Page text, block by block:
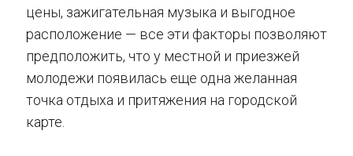
цены, зажигательная музыка и выгодное
расположение — все эти факторы позволяют
предположить, что у местной и приезжей
молодежи появилась еще одна желанная
точка отдыха и притяжения на городской
карте.